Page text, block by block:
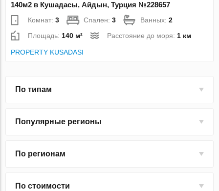
140м2 в Кушадасы, Айдын, Турция №228657
Комнат:3 Спален:3 Ванных:2
Площадь: 140 м² Расстояние до моря: 1 км
PROPERTY KUSADASI
По типам
Популярные регионы
По регионам
По стоимости